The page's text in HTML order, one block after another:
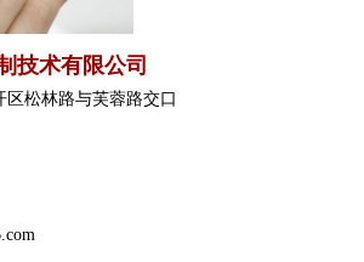
技术有限公司
松林路与芙蓉路交口